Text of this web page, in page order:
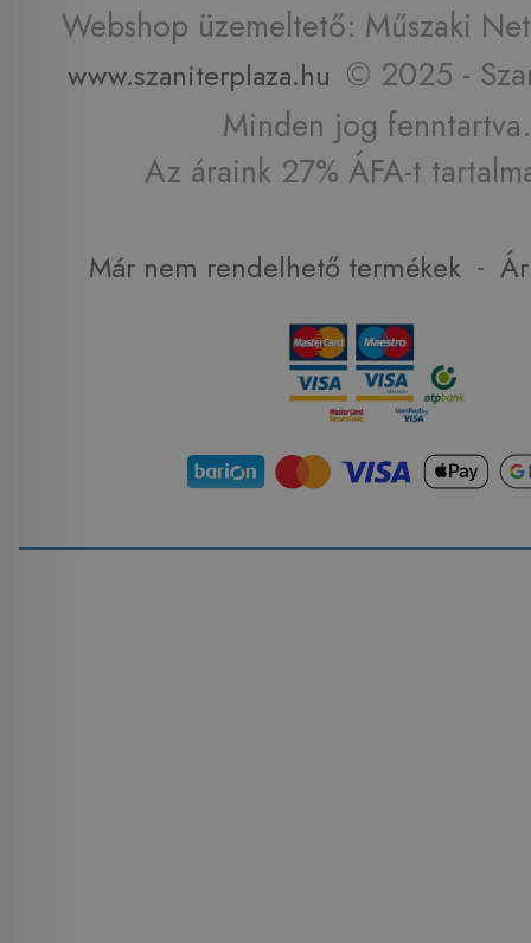
Webshop üzemeltető: Műszaki
www.szaniterplaza.hu © 2025 -
Minden jog fenntartva.
Az áraink 27% ÁFA-t
Már nem rendelhető termékek -